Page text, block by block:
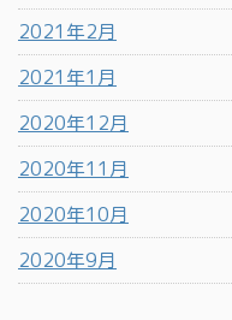
2021年2月
2021年1月
2020年12月
2020年11月
2020年10月
2020年9月